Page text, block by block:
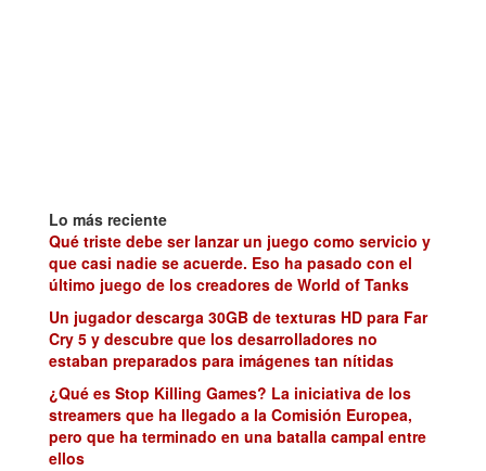
Lo más reciente
Qué triste debe ser lanzar un juego como servicio y
que casi nadie se acuerde. Eso ha pasado con el
último juego de los creadores de World of Tanks
Un jugador descarga 30GB de texturas HD para Far
Cry 5 y descubre que los desarrolladores no
estaban preparados para imágenes tan nítidas
¿Qué es Stop Killing Games? La iniciativa de los
streamers que ha llegado a la Comisión Europea,
pero que ha terminado en una batalla campal entre
ellos